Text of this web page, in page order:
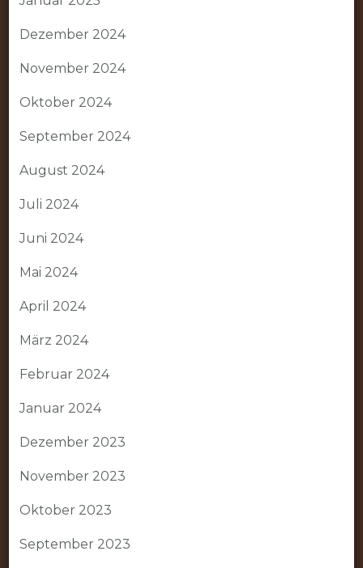
Dezember 2024
November 2024
Oktober 2024
September 2024
August 2024
Juli 2024
Juni 2024
Mai 2024
April 2024
März 2024
Februar 2024
Januar 2024
Dezember 2023
November 2023
Oktober 2023
September 2023